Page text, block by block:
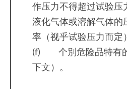
作压力不得超过试验压
液化气体或溶解气体的
率（视乎试验压力而定
(f) 个別危险品特有
下文）。